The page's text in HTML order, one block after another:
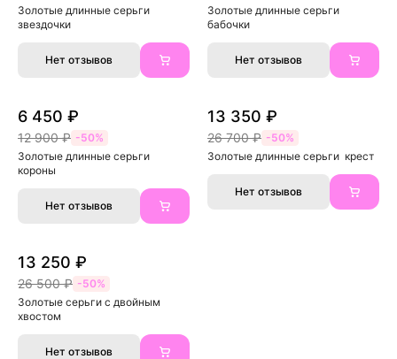
Золотые длинные серьги
звездочки
Нет отзывов
Золотые длинные серьги
бабочки
Нет отзывов
6 450 ₽
12 900 ₽ -50%
Золотые длинные серьги
короны
Нет отзывов
13 350 ₽
26 700 ₽ -50%
Золотые длинные серьги  крест
Нет отзывов
13 250 ₽
26 500 ₽ -50%
Золотые серьги с двойным
хвостом
Нет отзывов